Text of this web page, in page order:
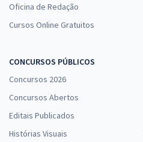
Oficina de Redação
Cursos Online Gratuitos
CONCURSOS PÚBLICOS
Concursos 2026
Concursos Abertos
Editais Publicados
Histórias Visuais